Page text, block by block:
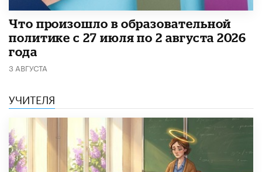
​Что произошло в образовательной
политике с 27 июля по 2 августа 2026
года
3 АВГУСТА
УЧИТЕЛЯ